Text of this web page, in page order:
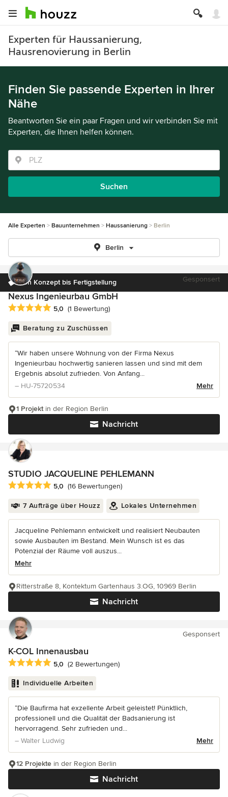
Experten für Haussanierung,
Hausrenovierung in Berlin
Finden Sie passende Experten in Ihrer
Nähe
Beantworten Sie ein paar Fragen und wir verbinden Sie mit
Experten, die Ihnen helfen können.
Suchen
Alle Experten Bauunternehmen Haussanierung Berlin
Berlin
Von Konzept bis Fertigstellung Gesponsert
Nexus Ingenieurbau GmbH
Durchschnittliche Bewertung: 5 von 5 Sternen
5,0 (1 Bewertung)
Beratung zu Zuschüssen
“Wir haben unsere Wohnung von der Firma Nexus
Ingenieurbau hochwertig sanieren lassen und sind mit dem
Ergebnis absolut zufrieden. Von Anfang...
– HU-75720534
Mehr
Nachricht
1 Projektin der Region Berlin
STUDIO JACQUELINE PEHLEMANN
Durchschnittliche Bewertung: 5 von 5 Sternen
5,0 (16 Bewertungen)
7 Aufträge über Houzz Lokales Unternehmen
Jacqueline Pehlemann entwickelt und realisiert Neubauten
sowie Ausbauten im Bestand. Mein Wunsch ist es das
Potenzial der Räume voll auszus...
Mehr
Nachricht
Ritterstraße 8, Kontektum Gartenhaus 3.OG, 10969 Berlin
Gesponsert
K-COL Innenausbau
Durchschnittliche Bewertung: 5 von 5 Sternen
5,0 (2 Bewertungen)
Individuelle Arbeiten
“Die Baufirma hat exzellente Arbeit geleistet! Pünktlich,
professionell und die Qualität der Badsanierung ist
hervorragend. Sehr zufrieden und...
– Walter Ludwig
Mehr
Nachricht
12 Projekte in der Region Berlin